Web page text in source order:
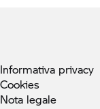
Informativa privacy
Cookies
Nota legale